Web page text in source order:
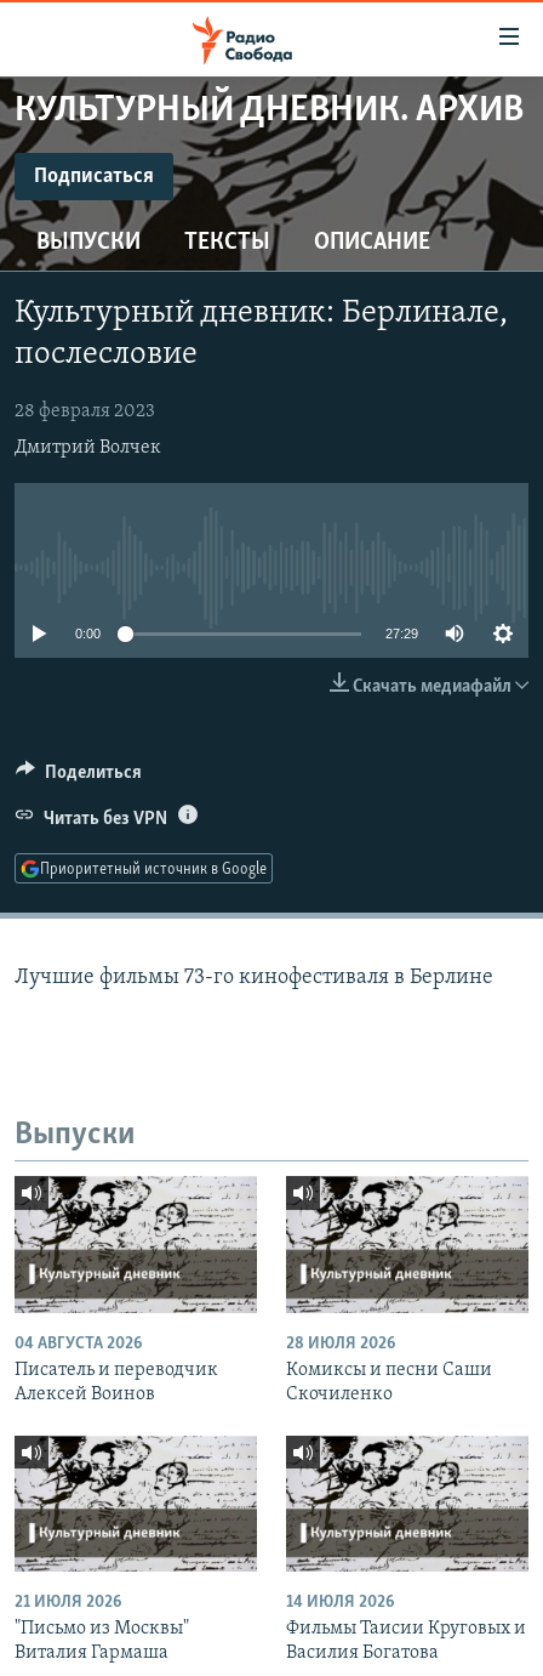
упрощенного
доступа
Вернуться
к
основному
содержанию
Вернутся
главной
Вернутся
поиску
ПРОГРАММЫ
ПОДКАСТЫ
АВТОРСКИЕ ПРОЕКТЫ
ЦИТАТЫ СВОБОДЫ
МНЕНИЯ
КУЛЬТУРА
КАВКАЗ.РЕАЛИИ
СЕВЕР.РЕАЛИИ
КУЛЬТУРНЫЙ ДНЕВНИК. АРХИВ
Подписаться
ПОДПИСАТЬСЯ
ВЫПУСКИ ТЕКСТЫ ОПИСАНИЕ
Культурный дневник: Берлинале,
послесловие
28 февраля 2023
Дмитрий Волчек
0:00 27:29
Скачать медиафайл
Поделиться
Читать без VPN
Приоритетный источник в Google
Лучшие фильмы 73-го кинофестиваля в Берлине
Выпуски
04 АВГУСТА 2026
Писатель и переводчик
Алексей Воинов
28 ИЮЛЯ 2026
Комиксы и песни Саши
Скочиленко
21 ИЮЛЯ 2026
"Письмо из Москвы"
Виталия Гармаша
14 ИЮЛЯ 2026
Фильмы Таисии Круговых и
Василия Богатова